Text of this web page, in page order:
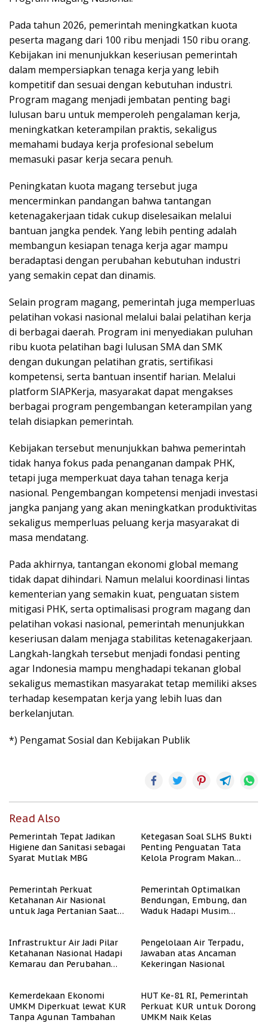
Pada tahun 2026, pemerintah meningkatkan kuota
peserta magang dari 100 ribu menjadi 150 ribu orang.
Kebijakan ini menunjukkan keseriusan pemerintah
dalam mempersiapkan tenaga kerja yang lebih
kompetitif dan sesuai dengan kebutuhan industri.
Program magang menjadi jembatan penting bagi
lulusan baru untuk memperoleh pengalaman kerja,
meningkatkan keterampilan praktis, sekaligus
memahami budaya kerja profesional sebelum
memasuki pasar kerja secara penuh.
Peningkatan kuota magang tersebut juga
mencerminkan pandangan bahwa tantangan
ketenagakerjaan tidak cukup diselesaikan melalui
bantuan jangka pendek. Yang lebih penting adalah
membangun kesiapan tenaga kerja agar mampu
beradaptasi dengan perubahan kebutuhan industri
yang semakin cepat dan dinamis.
Selain program magang, pemerintah juga memperluas
pelatihan vokasi nasional melalui balai pelatihan kerja
di berbagai daerah. Program ini menyediakan puluhan
ribu kuota pelatihan bagi lulusan SMA dan SMK
dengan dukungan pelatihan gratis, sertifikasi
kompetensi, serta bantuan insentif harian. Melalui
platform SIAPKerja, masyarakat dapat mengakses
berbagai program pengembangan keterampilan yang
telah disiapkan pemerintah.
Kebijakan tersebut menunjukkan bahwa pemerintah
tidak hanya fokus pada penanganan dampak PHK,
tetapi juga memperkuat daya tahan tenaga kerja
nasional. Pengembangan kompetensi menjadi investasi
jangka panjang yang akan meningkatkan produktivitas
sekaligus memperluas peluang kerja masyarakat di
masa mendatang.
Pada akhirnya, tantangan ekonomi global memang
tidak dapat dihindari. Namun melalui koordinasi lintas
kementerian yang semakin kuat, penguatan sistem
mitigasi PHK, serta optimalisasi program magang dan
pelatihan vokasi nasional, pemerintah menunjukkan
keseriusan dalam menjaga stabilitas ketenagakerjaan.
Langkah-langkah tersebut menjadi fondasi penting
agar Indonesia mampu menghadapi tekanan global
sekaligus memastikan masyarakat tetap memiliki akses
terhadap kesempatan kerja yang lebih luas dan
berkelanjutan.
*) Pengamat Sosial dan Kebijakan Publik
Read Also
Pemerintah Tepat Jadikan
Higiene dan Sanitasi sebagai
Syarat Mutlak MBG
Ketegasan Soal SLHS Bukti
Penting Penguatan Tata
Kelola Program Makan
Pemerintah Perkuat
Ketahanan Air Nasional
untuk Jaga Pertanian Saat
Pemerintah Optimalkan
Bendungan, Embung, dan
Waduk Hadapi Musim
Infrastruktur Air Jadi Pilar
Ketahanan Nasional Hadapi
Kemarau dan Perubahan
Pengelolaan Air Terpadu,
Jawaban atas Ancaman
Kekeringan Nasional
Kemerdekaan Ekonomi
UMKM Diperkuat lewat KUR
Tanpa Agunan Tambahan
HUT Ke-81 RI, Pemerintah
Perkuat KUR untuk Dorong
UMKM Naik Kelas